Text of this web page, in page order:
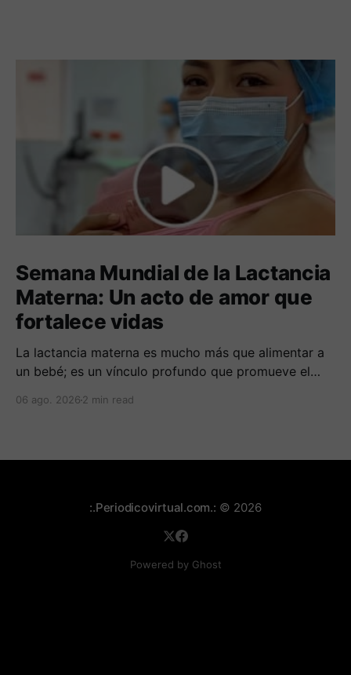
Semana Mundial de la Lactancia
Materna: Un acto de amor que
fortalece vidas
La lactancia materna es mucho más que alimentar a
un bebé; es un vínculo profundo que promueve el
06 ago. 2026 2 min read
:.Periodicovirtual.com.: © 2026
Powered by Ghost